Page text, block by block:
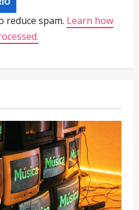
reduce spam. Learn how